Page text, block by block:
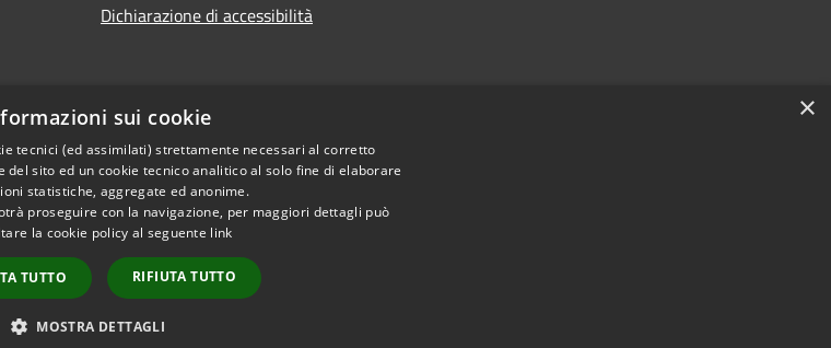
Dichiarazione di accessibilità
Copyright © 2026 • Comune di Vaprio d'Adda • Powered by
×
sui cookie
tecnici (ed assimilati) strettamente necessari al corretto
del sito ed un cookie tecnico analitico al solo fine di elaborare
statistiche, aggregate ed anonime.
proseguire con la navigazione, per maggiori dettagli può
la cookie policy al seguente link
TUTTO RIFIUTA TUTTO
MOSTRA DETTAGLI